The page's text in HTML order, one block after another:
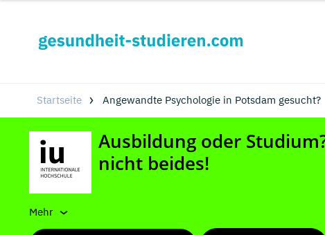
Startseite Angewandte Psychologie in Potsdam gesucht?
Mehr